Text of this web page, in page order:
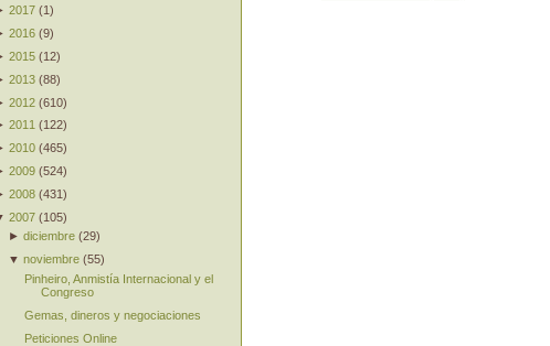
2017 (1 )
2016 (9)
2015 (12)
2013 (88)
2012 (610)
2011 (122)
2010 (465)
2009 (524)
2008 (431)
2007 (105)
►diciembre (29)
▼noviembre (55)
Pinheiro, Anmistía Internacional y el
Congreso
Gemas, dineros y negociaciones
Peticiones Online